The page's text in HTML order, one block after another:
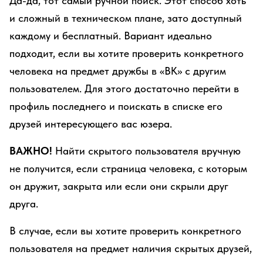
и сложный в техническом плане, зато доступный
каждому и бесплатный. Вариант идеально
подходит, если вы хотите проверить конкретного
человека на предмет дружбы в «ВК» с другим
пользователем. Для этого достаточно перейти в
профиль последнего и поискать в списке его
друзей интересующего вас юзера.
ВАЖНО! Найти скрытого пользователя вручную
не получится, если страница человека, с которым
он дружит, закрыта или если они скрыли друг
друга.
В случае, если вы хотите проверить конкретного
пользователя на предмет наличия скрытых друзей,